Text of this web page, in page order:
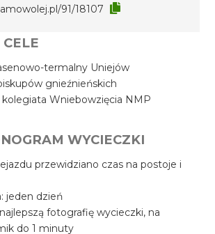
91/18107
termalny Uniejów
gnieźnieńskich
kolegiata Wniebowzięcia NMP
WYCIECZKI
przewidziano czas na postoje i
jeden dzień
fotografię wycieczki, na
do 1 minuty